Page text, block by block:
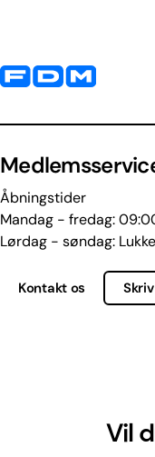
Yderligere information
Åbningstider
Mandag - fredag:
Lørdag - søndag:
Kontakt os
Vil